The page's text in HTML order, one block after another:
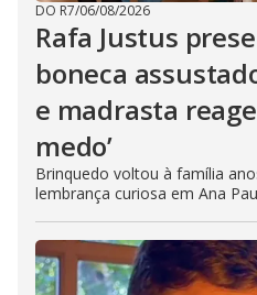
DO R7/06/08/2026
Rafa Justus
boneca
e madrasta
medo’
Brinquedo voltou à família
lembrança curiosa em Ana